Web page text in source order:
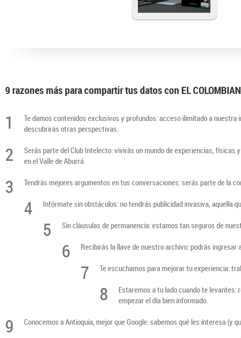
9 razones más para compartir tus datos con EL
1
Te damos contenidos exclusivos y profundos: acceso ilimitado a
descubrirás otras perspectivas.
2
Serás parte del Club Intelecto: vivirás un mundo de experiencias,
en el Valle de Aburrá.
3 Tendrás mejores argumentos en tus conversaciones: serás parte de la
4 Infórmate sin obstáculos: no tendrás publicidad invasiva, aquella
5 Sin cláusulas de permanencia: estamos tan seguros de
6 Recibirás la llave de nuestro archivo: podrás
7 Te escuchamos para mejorar tu experiencia:
8
Estaremos a tu lado cuando te
empezar el día bien informado.
9 Conocemos a Antioquia, mejor que Google: sabemos qué les interesa (y